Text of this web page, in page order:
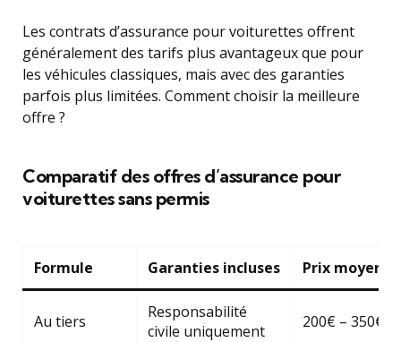
Les contrats d’assurance pour voiturettes offrent
généralement des tarifs plus avantageux que pour
les véhicules classiques, mais avec des garanties
parfois plus limitées. Comment choisir la meilleure
offre ?
Comparatif des offres d’assurance pour
voiturettes sans permis
Formule Garanties incluses Prix moyen
Au tiers
Responsabilité
civile uniquement
200€ – 350€